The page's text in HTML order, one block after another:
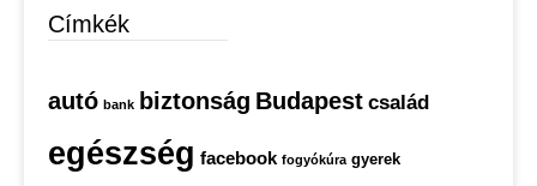
Címkék
autó bank biztonság Budapest család
egészség facebook fogyókúra gyerek